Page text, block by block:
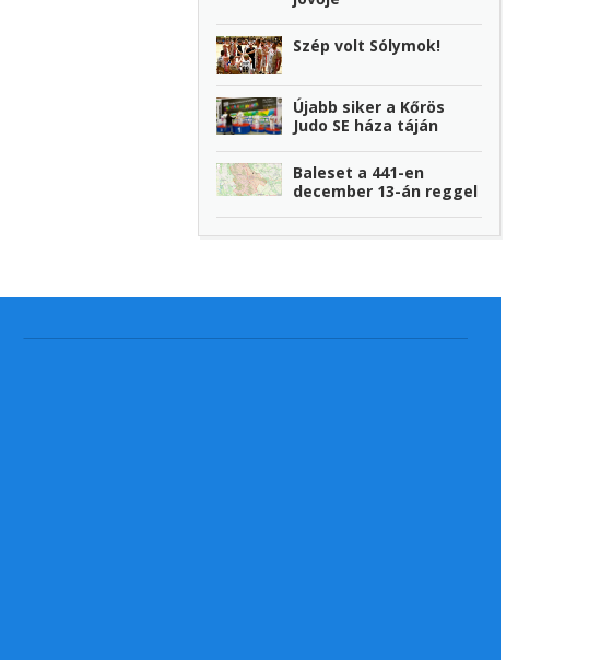
Szép volt Sólymok!
Újabb siker a Kőrös
Judo SE háza táján
Baleset a 441-en
december 13-án reggel